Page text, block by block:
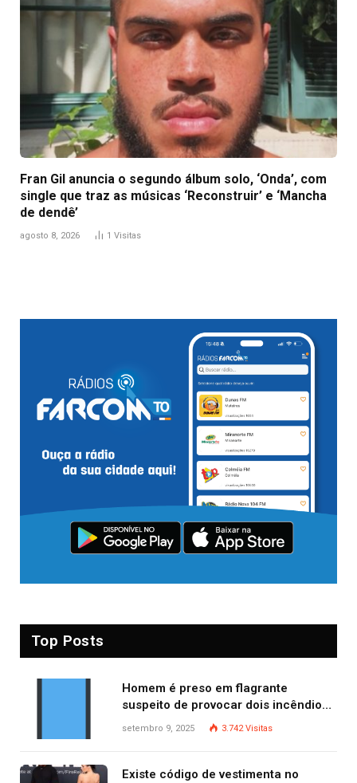
Fran Gil anuncia o segundo álbum solo, ‘Onda’, com
single que traz as músicas ‘Reconstruir’ e ‘Mancha
de dendê’
agosto 8, 2026 1 Visitas
Top Posts
Homem é preso em flagrante
suspeito de provocar dois incêndios
criminosos no mesmo dia
setembro 9, 2025 3.742Visitas
Existe código de vestimenta no